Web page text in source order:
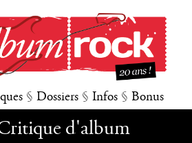
§ Dossiers § Infos § Bonus
d'album